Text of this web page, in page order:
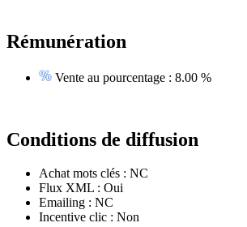
Rémunération
Vente au pourcentage : 8.00 %
Conditions de diffusion
Achat mots clés : NC
Flux XML : Oui
Emailing : NC
Incentive clic : Non